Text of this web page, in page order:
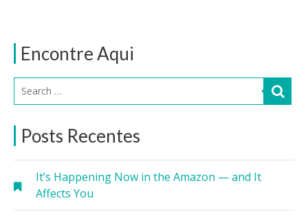
Encontre Aqui
Posts Recentes
It’s Happening Now in the Amazon — and It
Affects You